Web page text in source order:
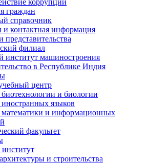
граждан
справочник
и контактная информация
филиал
институт машиностроения
в Республике Индия
центр
биотехнологии и биологии
иностранных языков
математики и информационных
факультет
и строительства